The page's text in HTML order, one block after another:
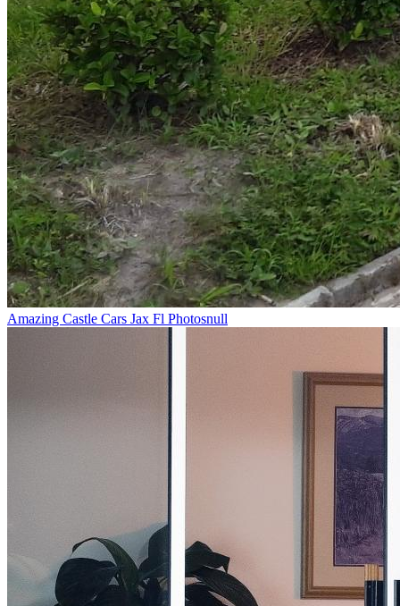
Amazing Castle Cars Jax Fl Photosnull